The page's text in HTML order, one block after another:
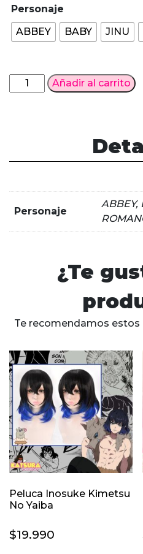
Personaje
ABBEY
BABY JINU
Pelucas
Saja
Añadir al carrito
Personaje
ABBEY,
¿Te
Te recomendamos
Peluca Inosuke Kimetsu
No Yaiba
$19.990